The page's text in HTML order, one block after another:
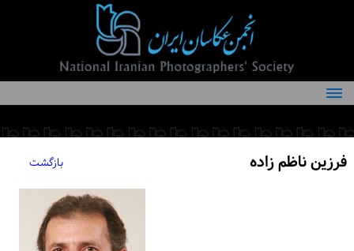
درباره انجمن
کمیته‌های انجمن
فرزین ناظم زاده بازگشت